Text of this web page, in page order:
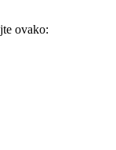
ovako: